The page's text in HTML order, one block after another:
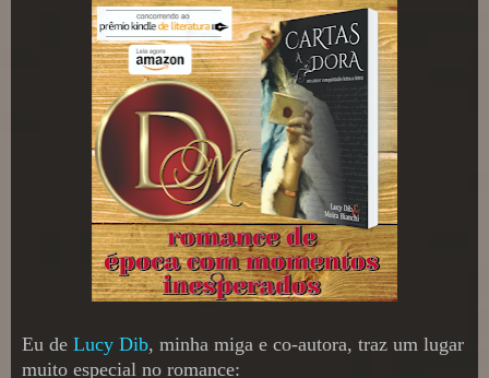
Eu de Lucy Dib, minha miga e co-autora, traz um lugar
muito especial no romance: